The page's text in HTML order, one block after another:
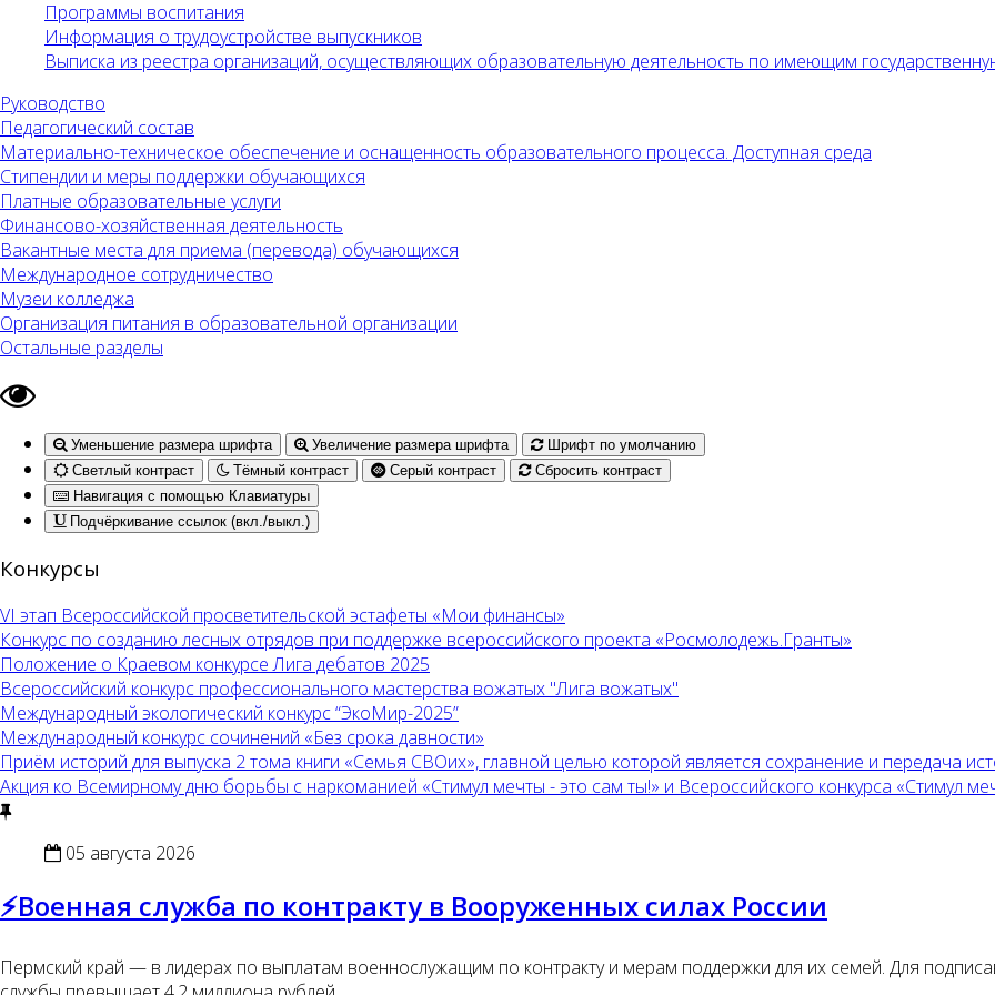
Программы воспитания
Информация о трудоустройстве выпускников
Выписка из реестра организаций, осуществляющих образовательную деятельность по имеющим
Руководство
Педагогический состав
Материально-техническое обеспечение и оснащенность образовательного процесса. Доступная среда
Стипендии и меры поддержки обучающихся
Платные образовательные услуги
Финансово-хозяйственная деятельность
Вакантные места для приема (перевода) обучающихся
Международное сотрудничество
Музеи колледжа
Организация питания в образовательной организации
Остальные разделы
Уменьшение размера шрифта Увеличение размера шрифта
Шрифт по умолчанию
Светлый контраст
Тёмный контраст Серый контраст
Сбросить контраст
Навигация с помощью Клавиатуры
Подчёркивание ссылок (вкл./выкл.)
Конкурсы
VI этап Всероссийской просветительской эстафеты «Мои финансы»
Конкурс по созданию лесных отрядов при поддержке всероссийского проекта «Росмолодежь.Гранты»
Положение о Краевом конкурсе Лига дебатов 2025
Всероссийский конкурс профессионального мастерства вожатых "Лига вожатых"
Международный экологический конкурс “ЭкоМир-2025”
Международный конкурс сочинений «Без срока давности»
Приём историй для выпуска 2 тома книги «Семья СВОих», главной целью которой является сохранение и передача
Акция ко Всемирному дню борьбы с наркоманией «Стимул мечты - это сам ты!» и Всероссийского конкурса «Стимул
05 августа 2026
⚡️Военная служба по контракту в Вооруженных силах России
Пермский край — в лидерах по выплатам военнослужащим по контракту и мерам поддержки для их семей. Для